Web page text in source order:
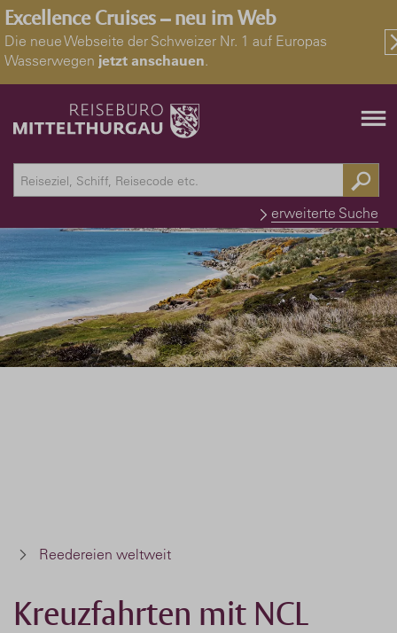
Excellence Cruises – neu im Web
Die neue Webseite der Schweizer Nr. 1 auf Europas
Wasserwegen jetzt anschauen.
erweiterte Suche
Reedereien weltweit
Kreuzfahrten mit NCL